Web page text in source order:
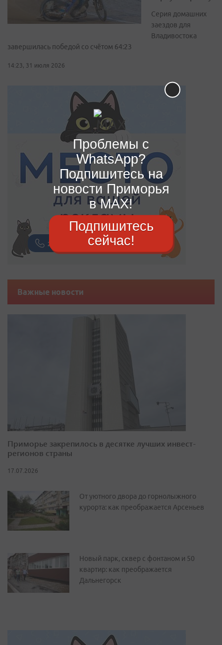
Серия домашних
заездов для
Владивостока
завершилась победой со счётом 64:23
14:23, 31 июля 2026
Важные новости
Приморье закрепилось в десятке лучших инвест-
регионов страны
17.07.2026
От уютного двора до горнолыжного
курорта: как преображается Арсеньев
Новый парк, сквер с фонтаном и 50
квартир: как преображается
Дальнегорск
Проблемы с
WhatsApp?
Подпишитесь на
новости Приморья
в MAX!
Подпишитесь
сейчас!